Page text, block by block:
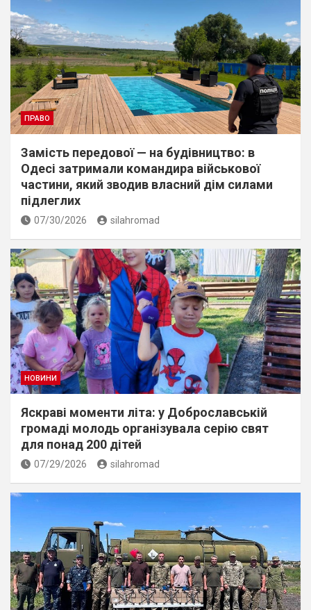
ПРАВО
Замість передової — на будівництво: в
Одесі затримали командира військової
частини, який зводив власний дім силами
підлеглих
07/30/2026 silahromad
НОВИНИ
Яскраві моменти літа: у Доброславській
громаді молодь організувала серію свят
для понад 200 дітей
07/29/2026 silahromad